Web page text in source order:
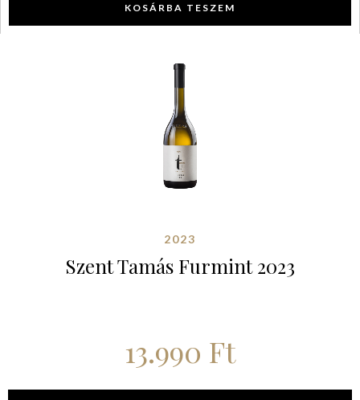
KOSÁRBA TESZEM
2023
Szent Tamás Furmint 2023
13.990 Ft